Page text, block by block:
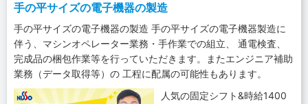
手の平サイズの電子機器の製造
手の平サイズの電子機器の製造 手の平サイズの電子機器製造に
伴う、マシンオペレーター業務・手作業での組立、 通電検査、
完成品の梱包作業等を行っていただきます。またエンジニア補助
業務（データ取得等）の 工程に配属の可能性もあります。
人気の固定シフト&時給1400